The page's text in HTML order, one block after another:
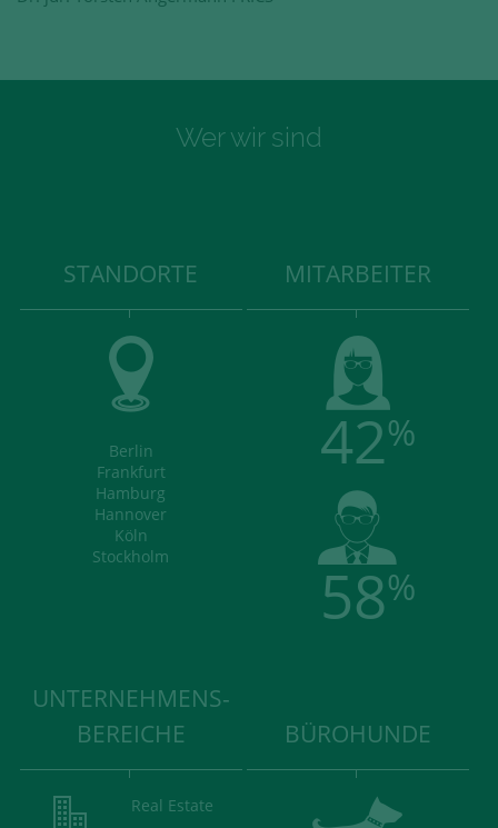
Wer wir sind
STANDORTE
Berlin
Frankfurt
Hamburg
Hannover
Köln
Stockholm
MITARBEITER
42%
58%
UNTERNEHMENS-
BEREICHE
Real Estate
BÜROHUNDE